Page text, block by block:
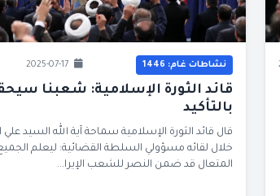
نشاطات غام: 1446 2025-07-17
قائد الثورة الإسلامية: شعبنا
بالتأكيد
قال قائد الثورة الإسلامية سماحة آية الله السيد علي
خلال لقائه مسؤولي السلطة القضائية: ليعلم الجميع
المتعال قد ضمن النصر للشعب الإيرا...